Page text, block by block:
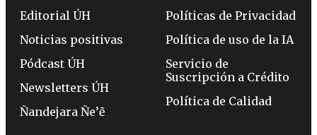
Editorial ÚH
Noticias positivas
Pódcast ÚH
Newsletters ÚH
Ñandejara Ñe’ẽ
Políticas de Privacidad
Política de uso de la IA
Servicio de
Suscripción a Crédito
Política de Calidad